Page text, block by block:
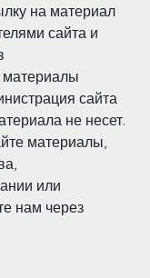
на материал
сайта и
материалы
сайта
не несет.
материалы,
или
нам через